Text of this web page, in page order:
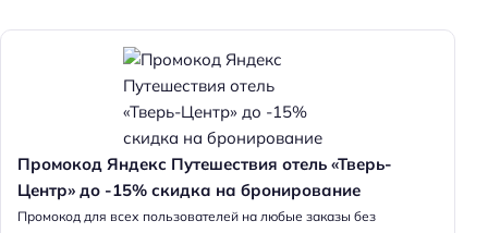
Промокод Яндекс Путешествия отель «Тверь-
Центр» до -15% скидка на бронирование
Промокод для всех пользователей на любые заказы без